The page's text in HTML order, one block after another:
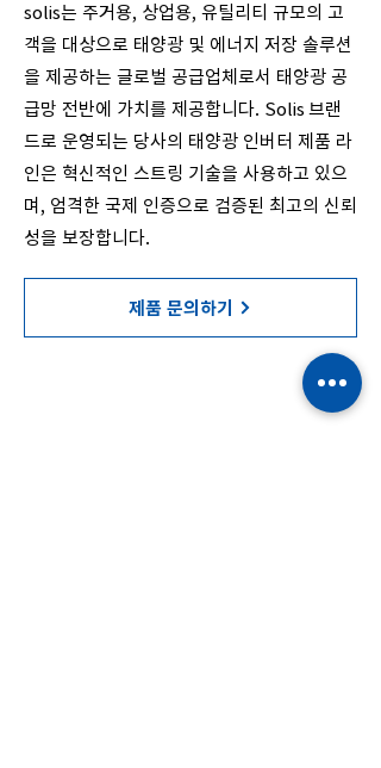
solis는 주거용, 상업용, 유틸리티 규모의 고
객을 대상으로 태양광 및 에너지 저장 솔루션
을 제공하는 글로벌 공급업체로서 태양광 공
급망 전반에 가치를 제공합니다. Solis 브랜
드로 운영되는 당사의 태양광 인버터 제품 라
인은 혁신적인 스트링 기술을 사용하고 있으
며, 엄격한 국제 인증으로 검증된 최고의 신뢰
성을 보장합니다.
제품 문의하기